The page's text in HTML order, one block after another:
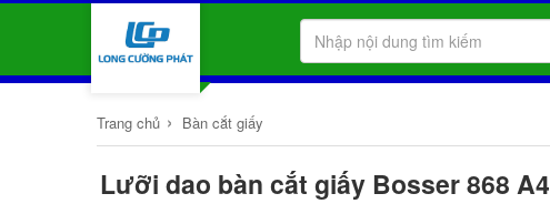
Trang chủ › Bàn cắt giấy
Lưỡi dao bàn cắt giấy Bosser 868 A4